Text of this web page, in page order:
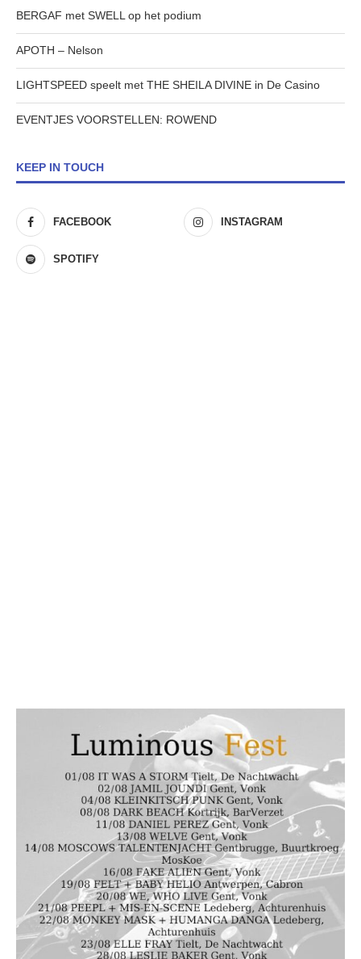
BERGAF met SWELL op het podium
APOTH – Nelson
LIGHTSPEED speelt met THE SHEILA DIVINE in De Casino
EVENTJES VOORSTELLEN: ROWEND
KEEP IN TOUCH
FACEBOOK INSTAGRAM
SPOTIFY